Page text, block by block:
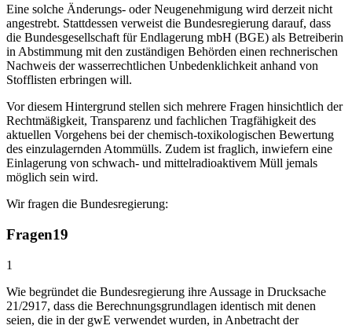
Eine solche Änderungs- oder Neugenehmigung wird derzeit nicht
angestrebt. Stattdessen verweist die Bundesregierung darauf, dass
die Bundesgesellschaft für Endlagerung mbH (BGE) als Betreiberin
in Abstimmung mit den zuständigen Behörden einen rechnerischen
Nachweis der wasserrechtlichen Unbedenklichkeit anhand von
Stofflisten erbringen will.
Vor diesem Hintergrund stellen sich mehrere Fragen hinsichtlich der
Rechtmäßigkeit, Transparenz und fachlichen Tragfähigkeit des
aktuellen Vorgehens bei der chemisch-toxikologischen Bewertung
des einzulagernden Atommülls. Zudem ist fraglich, inwiefern eine
Einlagerung von schwach- und mittelradioaktivem Müll jemals
möglich sein wird.
Wir fragen die Bundesregierung:
Fragen19
1
Wie begründet die Bundesregierung ihre Aussage in Drucksache
21/2917, dass die Berechnungsgrundlagen identisch mit denen
seien, die in der gwE verwendet wurden, in Anbetracht der